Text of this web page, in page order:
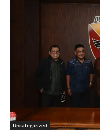
Uncategorized